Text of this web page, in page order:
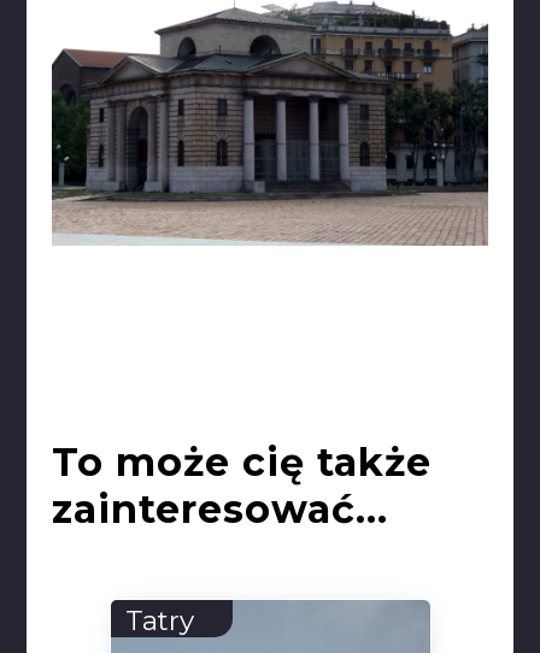
To może cię także
zainteresować...